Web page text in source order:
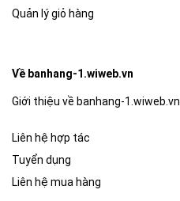
Quản lý giỏ hàng
Về banhang-1.wiweb.vn
Giới thiệu về banhang-1.wiweb.vn
Liên hệ hợp tác
Tuyển dụng
Liên hệ mua hàng